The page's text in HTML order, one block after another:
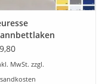
stilvolle Dynamik
9-Farben
MwSt. zzgl.